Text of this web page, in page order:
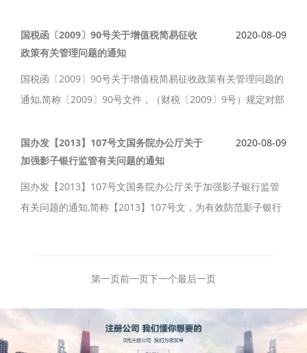
国税函〔2009〕90号关于增值税简易征收
政策有关管理问题的通知
2020-08-09
国税函〔2009〕90号关于增值税简易征收政策有关管理问题的
通知,简称〔2009〕90号文件，（财税〔2009〕9号）规定对部
税管理问题明确如下。
国办发【2013】107号文国务院办公厅关于
加强影子银行监管有关问题的通知
2020-08-09
国办发【2013】107号文国务院办公厅关于加强影子银行监管
有关问题的通知,简称【2013】107号文，为有效防范影子银行
第一页前一页下一个最后一页